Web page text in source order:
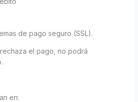
de pago seguro (SSL).
el pago, no podrá
en: